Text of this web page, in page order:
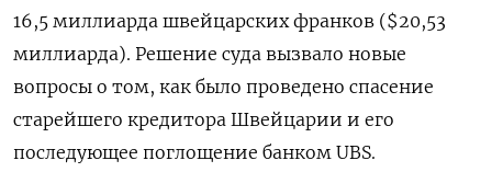
16,5 миллиарда швейцарских франков ($20,53
миллиарда). Решение суда вызвало новые
вопросы о том, как было проведено спасение
старейшего кредитора Швейцарии и его
последующее поглощение банком UBS.